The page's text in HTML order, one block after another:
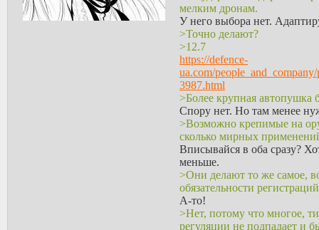
>>168438
>В любом случае тонут не
людямили альтрайт-лахте
недостаток тестостерона
Ты, очевидно
сдача.
>>168308
Пыню и КОебнуть,
БАЗА
>>168297
>пока из мирового
Чем актуален? Вроде-же
колбасы на шило...; на наши
мелким дронам.
У него выбора нет.
>Точно делают?
>12.7
https://defence-
ua.com/
3987.html
>Более крупная автопушка
Спору нет. Но там менее
>Возможно крепимые на
сколько мирных
Вписывайся в оба сразу?
меньше.
>Они делают то же самое,
обязательности
А-то!
>Нет, потому что многое,
регуляции не подпадает и